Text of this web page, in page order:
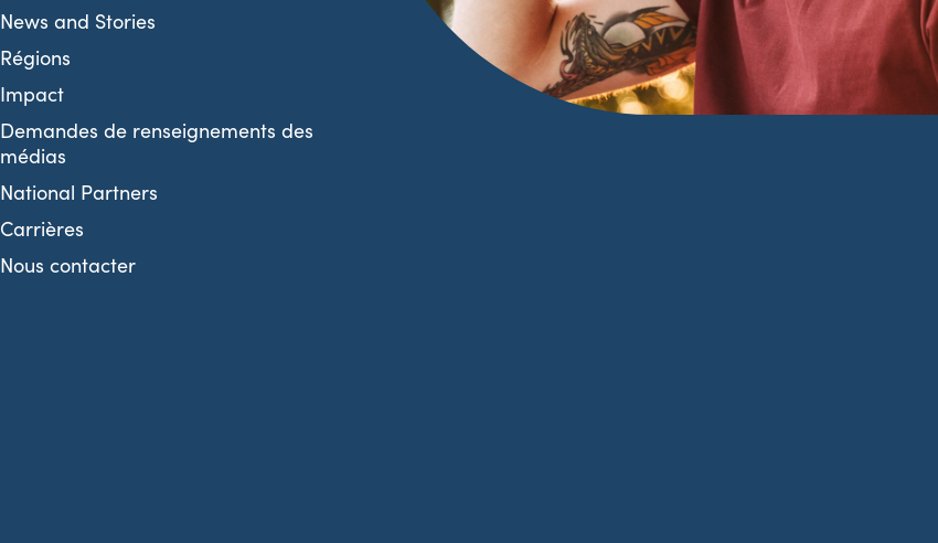
News and Stories
Régions
Impact
Demandes de renseignements des
médias
National Partners
Carrières
Nous contacter